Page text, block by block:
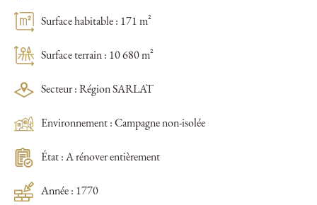
Surface habitable : 171 m²
Surface terrain : 10 680 m²
Secteur : Région SARLAT
Environnement : Campagne non-isolée
État : A rénover entièrement
Année : 1770